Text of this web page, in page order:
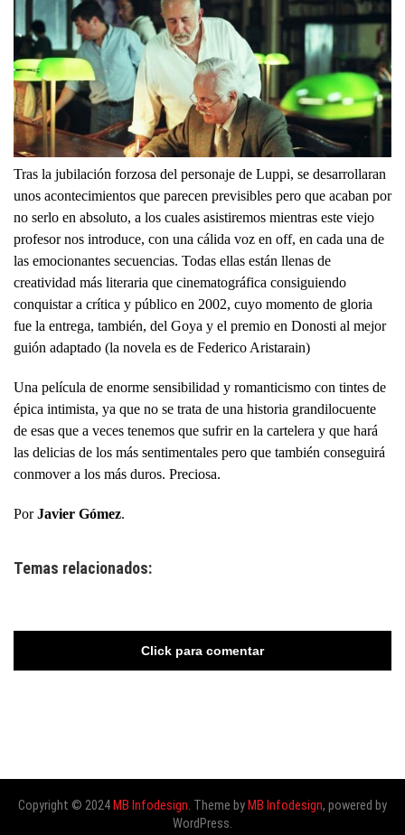
Tras la jubilación forzosa del personaje de Luppi, se desarrollaran
unos acontecimientos que parecen previsibles pero que acaban por
no serlo en absoluto, a los cuales asistiremos mientras este viejo
profesor nos introduce, con una cálida voz en off, en cada una de
las emocionantes secuencias. Todas ellas están llenas de
creatividad más literaria que cinematográfica consiguiendo
conquistar a crítica y público en 2002, cuyo momento de gloria
fue la entrega, también, del Goya y el premio en Donosti al mejor
guión adaptado (la novela es de Federico Aristarain)
Una película de enorme sensibilidad y romanticismo con tintes de
épica intimista, ya que no se trata de una historia grandilocuente
de esas que a veces tenemos que sufrir en la cartelera y que hará
las delicias de los más sentimentales pero que también conseguirá
conmover a los más duros. Preciosa.
PorJavier Gómez.
Temas relacionados:
Click para comentar
Copyright © 2024 MB Infodesign. Theme by MB Infodesign, powered by
WordPress.